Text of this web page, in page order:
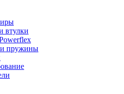
втулки
и пружины